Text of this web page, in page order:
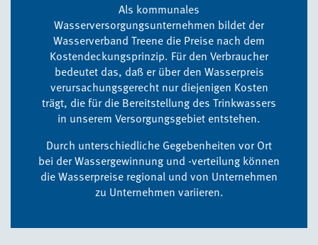
Als kommunales
Wasserversorgungsunternehmen bildet der
Wasserverband Treene die Preise nach dem
Kostendeckungsprinzip. Für den Verbraucher
bedeutet das, daß er über den Wasserpreis
verursachungsgerecht nur diejenigen Kosten
trägt, die für die Bereitstellung des Trinkwassers
in unserem Versorgungsgebiet entstehen.
Durch unterschiedliche Gegebenheiten vor Ort
bei der Wassergewinnung und -verteilung können
die Wasserpreise regional und von Unternehmen
zu Unternehmen variieren.